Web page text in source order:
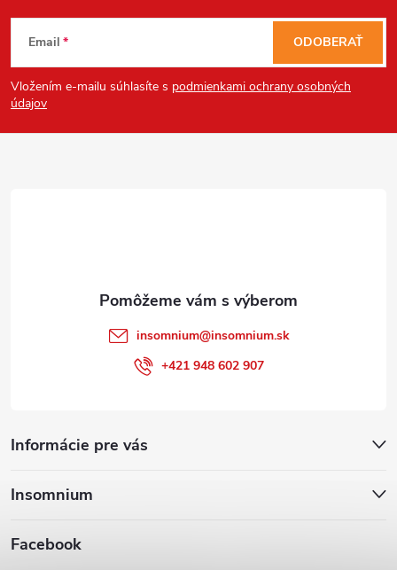
Z
á
p
Email
Vložením e-mailu súhlasíte s podmienkami ochrany osobných
údajov
ODOBERAŤ
Informácie pre vás
Insomnium
Facebook
insomnium@insomnium.sk
+421 948 602 907